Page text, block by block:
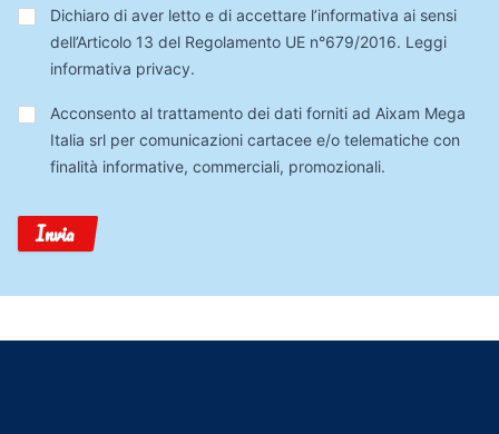
Privacy*
Dichiaro di aver letto e di accettare l’informativa ai sensi
dell’Articolo 13 del Regolamento UE n°679/2016. Leggi
informativa privacy.
Trattamento
Dati
Acconsento al trattamento dei dati forniti ad Aixam Mega
Italia srl per comunicazioni cartacee e/o telematiche con
finalità informative, commerciali, promozionali.
Invia